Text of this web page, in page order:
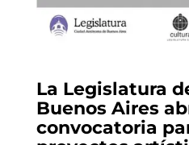
La Legislatura
Buenos Aires
convocatoria